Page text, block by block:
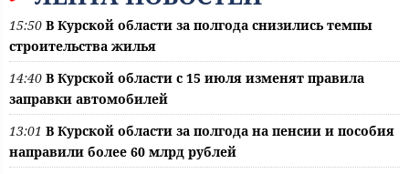
15:50 В Курской области за полгода снизились темпы
строительства жилья
14:40 В Курской области с 15 июля изменят правила
заправки автомобилей
13:01 В Курской области за полгода на пенсии и пособия
направили более 60 млрд рублей